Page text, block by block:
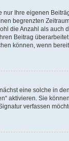
Ihre eigenen
begrenzten
die Anzahl als
Beitrag
können, wenn
eine solche in
aktivieren. Sie
verfassen